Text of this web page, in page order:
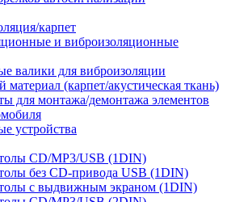
карпет
и виброизоляционные
валики для виброизоляции
(карпет/акустическая ткань)
для монтажа/демонтажа элементов
устройства
CD/MP3/USB (1DIN)
без CD-привода USB (1DIN)
с выдвижным экраном (1DIN)